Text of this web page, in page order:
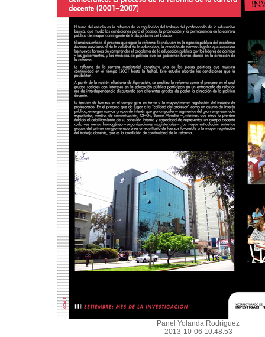
Panel Yolanda Rodríguez
2013-10-06 10:48:53